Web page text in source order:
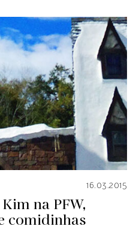
16.03.2015
na PFW,
comidinhas